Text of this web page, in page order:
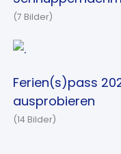
(7 Bilder)
Ferien(s)pass
ausprobieren
(14 Bilder)